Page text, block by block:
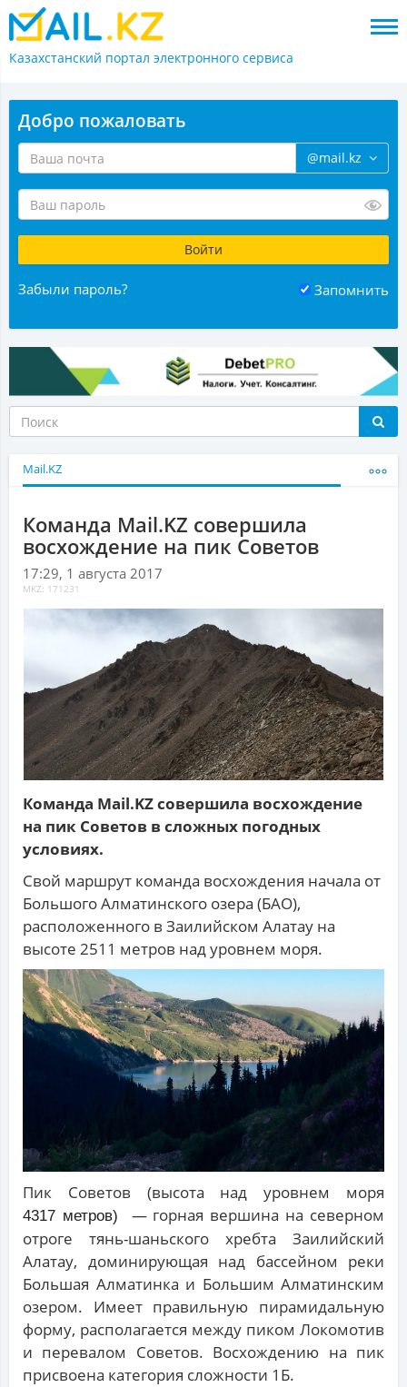
Казахстанский портал электронного сервиса
Добро пожаловать
@mail.kz
Забыли пароль? Запомнить
Mail.KZ
Команда Mail.KZ совершила
восхождение на пик Советов
17:29, 1 августа 2017
MKZ: 171231
Команда Mail.KZ совершила восхождение
на пик Советов в сложных погодных
условиях.
Свой маршрут команда восхождения начала от
Большого Алматинского озера (БАО),
расположенного в Заилийском Алатау на
высоте 2511 метров над уровнем моря.
Пик Советов (высота над уровнем моря
4317 метров)
— горная вершина на северном
отроге тянь-шаньского хребта Заилийский
Алатау, доминирующая над бассейном реки
Большая Алматинка и Большим Алматинским
озером. Имеет правильную пирамидальную
форму, располагается между пиком Локомотив
и перевалом Советов. Восхождению на пик
присвоена категория сложности 1Б.